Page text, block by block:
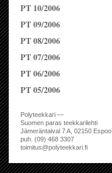
PT 10/2006
PT 09/2006
PT 08/2006
PT 07/2006
PT 06/2006
PT 05/2006
Polyteekkari —
Suomen paras teekkarilehti
Jämeräntaival 7 A, 02150 Espoo,
puh. (09) 468 3307
toimitus@polyteekkari.fi